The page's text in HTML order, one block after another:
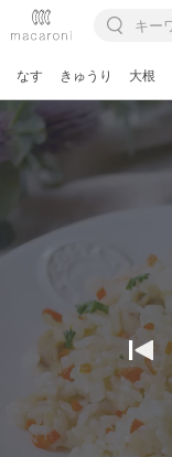
なす きゅうり 大根